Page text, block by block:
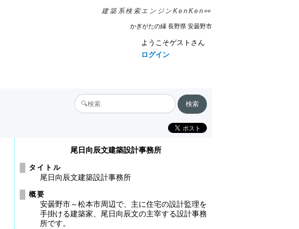
建築系検索エンジンKenKen👀
かぎがたの縁 長野県 安曇野市
ようこそゲストさん
ログイン
尾日向辰文建築設計事務所
タイトル
尾日向辰文建築設計事務所
概要
安曇野市～松本市周辺で、主に住宅の設計監理を
手掛ける建築家、尾日向辰文の主宰する設計事務
所です。